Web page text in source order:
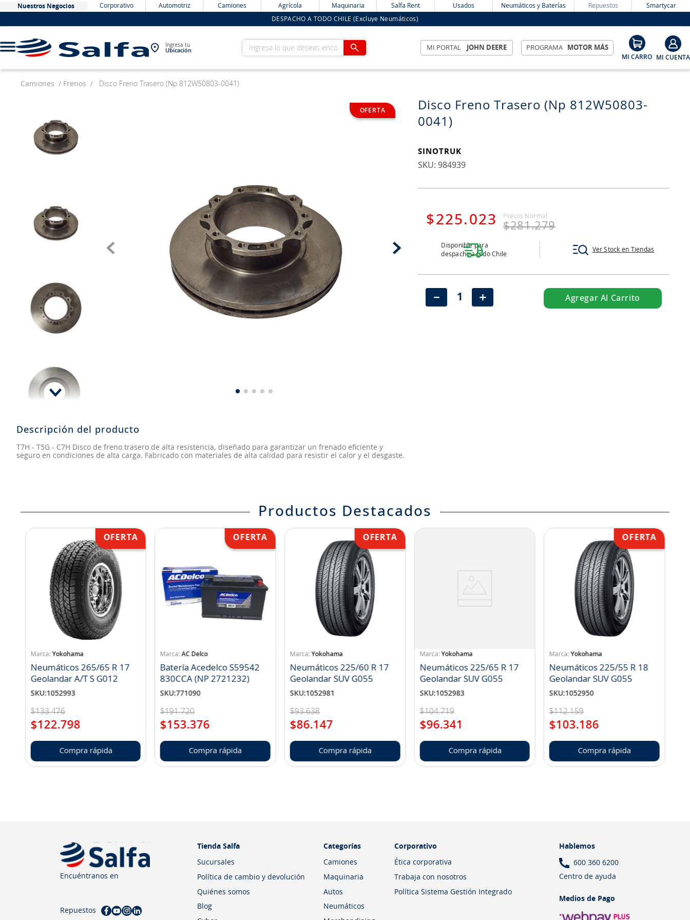
Nuestros Negocios Corporativo Automotriz Camiones Agrícola Maquinaria Salfa Rent Usados Neumáticos y Baterías Repuestos Smartycar
DESPACHO A TODO CHILE (Excluye Neumáticos)
Ingresa tu
Ubicación
Ingresa lo que deseas encontrar MI PORTAL JOHN DEERE PROGRAMA MOTOR MÁS
Camiones Frenos Disco Freno Trasero (Np 812W50803-0041)
Descripción del producto
T7H - T5G - C7H Disco de freno trasero de alta resistencia, diseñado para garantizar un frenado eficiente y
seguro en condiciones de alta carga. Fabricado con materiales de alta calidad para resistir el calor y el desgaste.
Disco Freno Trasero (Np 812W50803-
0041)
SINOTRUK
:984939
$225. 023 $281.279
Disponible para
despacho a todo Chile
Ver Stock en Tiendas
＋
－ Agregar Al Carrito
Productos Destacados
Yokohama
Neumáticos 265/65 R 17
Geolandar A/T S G012
SKU:1052993
$133.476
$122.798
Compra rápida
AC Delco
Batería Acedelco S59542
830CCA (NP 2721232)
SKU:771090
$191.720
$153.376
Compra rápida
Yokohama
Neumáticos 225/60 R 17
Geolandar SUV G055
SKU:1052981
$93.638
$86.147
Compra rápida
Yokohama
Neumáticos 225/65 R 17
Geolandar SUV G055
SKU:1052983
$104.719
$96.341
Compra rápida
Yokohama
Neumáticos 225/55 R 18
Geolandar SUV G055
SKU:1052950
$112.159
$103.186
Compra rápida
Encuéntranos en
Repuestos
Tienda Salfa
Sucursales
Política de cambio y devolución
Quiénes somos
Blog
Categorías
Camiones
Maquinaria
Autos
Neumáticos
Corporativo
Ética corporativa
Trabaja con nosotros
Política Sistema Gestión Integrado
Hablemos
600 360 6200
Centro de ayuda
Medios de Pago
2.
neumáticos
.
westlake
7.
chevrolet
john deere